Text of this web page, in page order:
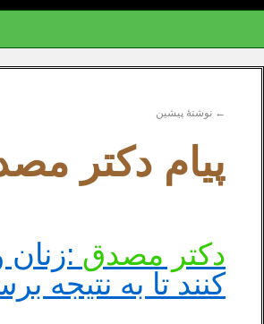
← نوشتهٔ پیشین
پیام دکتر
دکتر مصدق :زنان
کنند تا به نتیجه